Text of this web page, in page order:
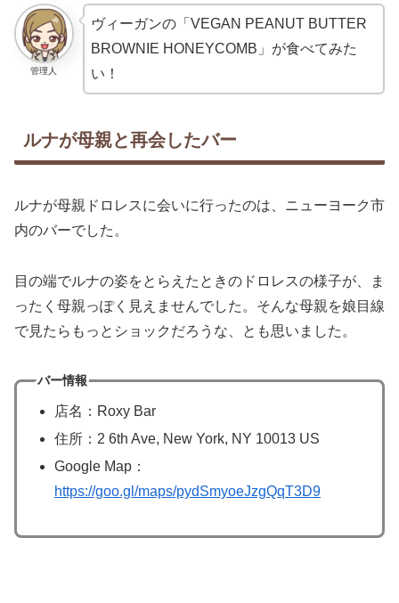
管理人
ヴィーガンの「VEGAN PEANUT BUTTER
BROWNIE HONEYCOMB」が食べてみた
い！
ルナが母親と再会したバー
ルナが母親ドロレスに会いに行ったのは、ニューヨーク市
内のバーでした。
目の端でルナの姿をとらえたときのドロレスの様子が、ま
ったく母親っぽく見えませんでした。そんな母親を娘目線
で見たらもっとショックだろうな、とも思いました。
バー情報
店名：Roxy Bar
住所：2 6th Ave, New York, NY 10013 US
Google Map：
https://goo.gl/maps/pydSmyoeJzgQqT3D9